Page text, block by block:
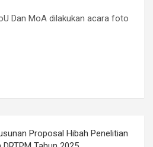
Dan MoA dilakukan acara foto
Proposal Hibah Penelitian